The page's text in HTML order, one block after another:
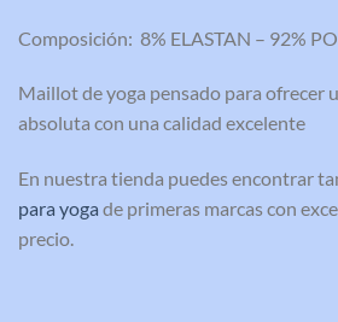
Composición: 8% ELASTAN – 92%
Maillot de yoga pensado para ofrecer
absoluta con una calidad excelente
En nuestra tienda puedes encontrar
para yoga de primeras marcas con
precio.